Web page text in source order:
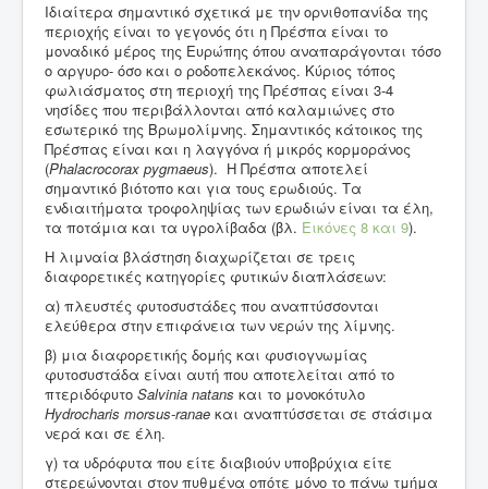
Ιδιαίτερα σημαντικό σχετικά με την ορνιθοπανίδα της
περιοχής είναι το γεγονός ότι η Πρέσπα είναι το
μοναδικό μέρος της Ευρώπης όπου αναπαράγονται τόσο
ο αργυρο- όσο και ο ροδοπελεκάνος. Κύριος τόπος
φωλιάσματος στη περιοχή της Πρέσπας είναι 3-4
νησίδες που περιβάλλονται από καλαμιώνες στο
εσωτερικό της Βρωμολίμνης. Σημαντικός κάτοικος της
Πρέσπας είναι και η λαγγόνα ή μικρός κορμοράνος
(Phalacrocorax pygmaeus). Η Πρέσπα αποτελεί
σημαντικό βιότοπο και για τους ερωδιούς. Τα
ενδιαιτήματα τροφοληψίας των ερωδιών είναι τα έλη,
τα ποτάμια και τα υγρολίβαδα (βλ. Εικόνες 8 και 9).
Η λιμναία βλάστηση διαχωρίζεται σε τρεις
διαφορετικές κατηγορίες φυτικών διαπλάσεων:
α) πλευστές φυτοσυστάδες που αναπτύσσονται
ελεύθερα στην επιφάνεια των νερών της λίμνης.
β) μια διαφορετικής δομής και φυσιογνωμίας
φυτοσυστάδα είναι αυτή που αποτελείται από το
πτεριδόφυτο Salvinia natans και το μονοκότυλο
Hydrocharis morsus-ranae και αναπτύσσεται σε στάσιμα
νερά και σε έλη.
γ) τα υδρόφυτα που είτε διαβιούν υποβρύχια είτε
στερεώνονται στον πυθμένα οπότε μόνο το πάνω τμήμα